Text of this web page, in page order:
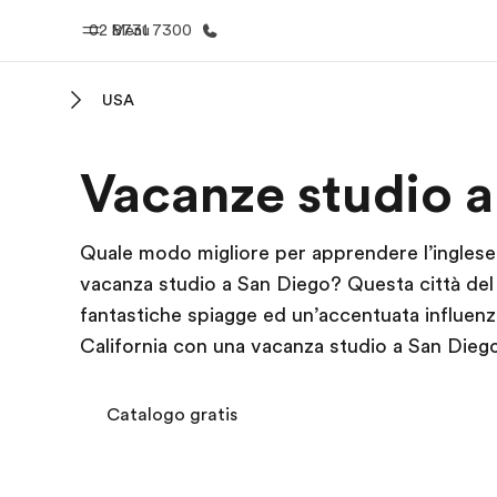
Menu
02 8731 7300
Benvenuto alla EF Vedi la
USA
Vacanze studio
Quale modo migliore per apprendere
vacanza studio a San Diego? Questa città
fantastiche spiagge ed un’accentuata
California con una vacanza studio a San
Catalogo gratis